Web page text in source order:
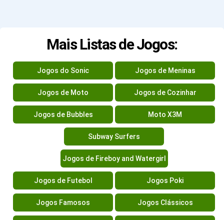
Mais Listas de Jogos:
Jogos do Sonic Jogos de Meninas
Jogos de Moto Jogos de Cozinhar
Jogos de Bubbles Moto X3M
Subway Surfers
Jogos de Fireboy and Watergirl
Jogos de Futebol Jogos Poki
Jogos Famosos Jogos Clássicos